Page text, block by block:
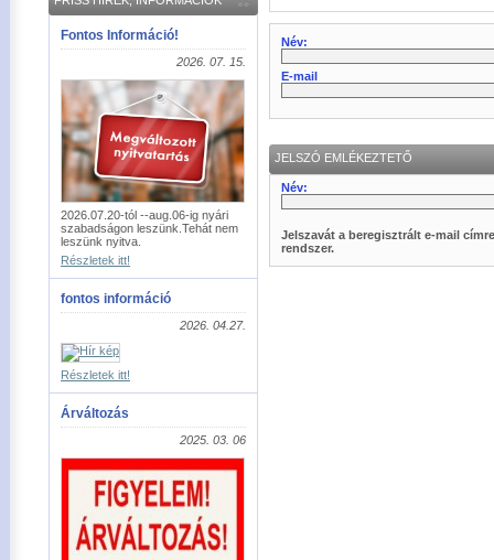
Fontos Információ!
2026. 07. 15.
2026.07.20-tól --aug.06-ig nyári
szabadságon leszünk.Tehát nem
leszünk nyitva.
Részletek itt!
fontos információ
2026. 04.27.
Részletek itt!
Árváltozás
2025. 03. 06
Név:
E-mail
JELSZÓ EMLÉKEZTETŐ
Név:
Jelszavát a beregisztrált e-mail
rendszer.